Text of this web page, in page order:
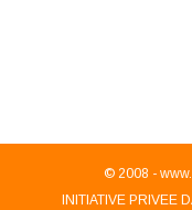
© 2008 -
INITIATIVE PRIVEE